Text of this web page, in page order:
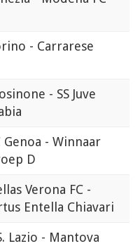
- Carrarese
- SS Juve
Genoa - Winnaar
D
Verona FC -
Entella Chiavari
Lazio - Mantova